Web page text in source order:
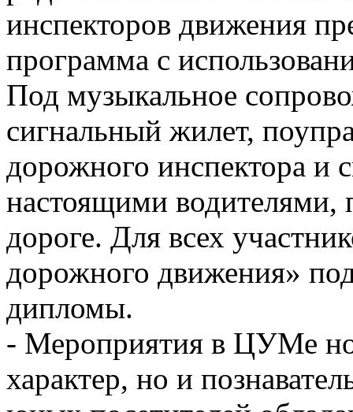
инспекторов движения
программа с
Под музыкальное
сигнальный жилет,
дорожного инспектора и
настоящими водителями,
дороге. Для всех
дорожного движения»
дипломы.
- Мероприятия в ЦУМе
характер, но и